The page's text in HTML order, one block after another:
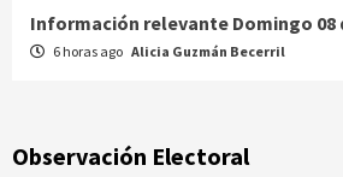
Información relevante Domingo 08
6 horas ago Alicia Guzmán Becerril
Observación Electoral